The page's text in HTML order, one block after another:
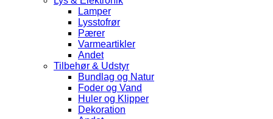
Lamper
Lysstofrør
Pærer
Varmeartikler
Andet
Tilbehør & Udstyr
Bundlag og Natur
Foder og Vand
Huler og Klipper
Dekoration